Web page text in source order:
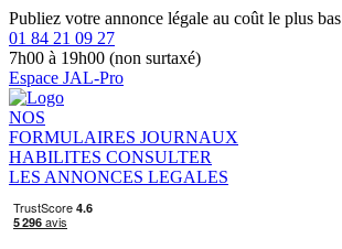
Publiez votre annonce légale au coût le plus bas
01 84 21 09 27
7h00 à 19h00 (non surtaxé)
Espace JAL-Pro
NOS
FORMULAIRES JOURNAUX
HABILITES CONSULTER
LES ANNONCES LEGALES